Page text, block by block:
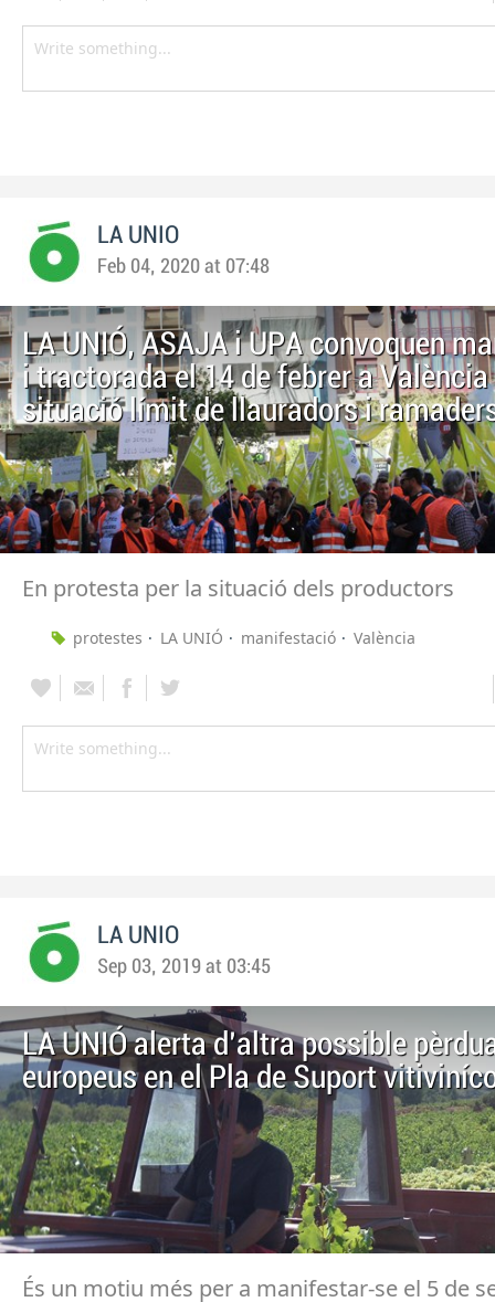
LA UNIO
Feb 04, 2020 at 07:48
LA UNIÓ, ASAJA i UPA convoquen
i tractorada el 14 de febrer a València
situació límit de llauradors i
En protesta per la situació dels productors
protestes LA UNIÓ manifestació València
LA UNIO
Sep 03, 2019 at 03:45
LA UNIÓ alerta d'altra possible
europeus en el Pla de Suport
És un motiu més per a manifestar-se el 5 de